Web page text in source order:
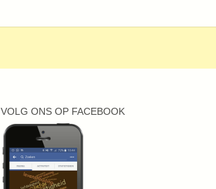
VOLG ONS OP FACEBOOK